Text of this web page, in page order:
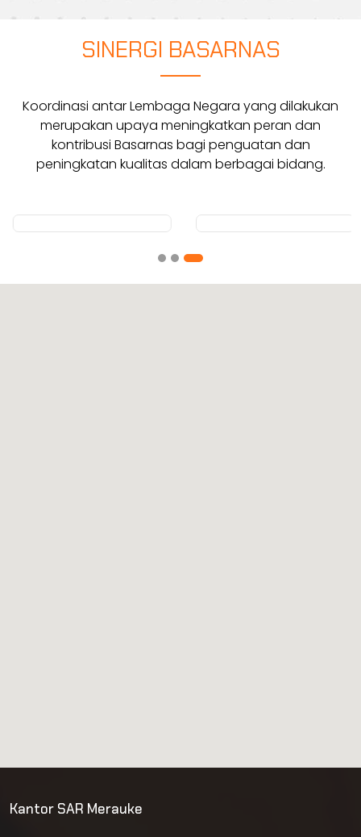
SINERGI BASARNAS
Koordinasi antar Lembaga Negara yang dilakukan
merupakan upaya meningkatkan peran dan
kontribusi Basarnas bagi penguatan dan
peningkatan kualitas dalam berbagai bidang.
Kantor SAR Merauke